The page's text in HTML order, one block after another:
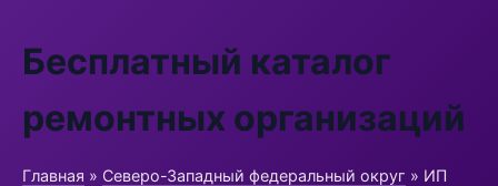
Бесплатный каталог
ремонтных организаций
Главная » Северо-Западный федеральный округ » ИП